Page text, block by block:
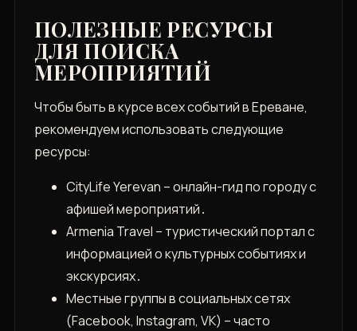
ПОЛЕЗНЫЕ РЕСУРСЫ
ДЛЯ ПОИСКА
МЕРОПРИЯТИЙ
Чтобы быть в курсе всех событий в Ереване,
рекомендуем использовать следующие
ресурсы:
CityLife Yerevan – онлайн-гид по городу с
афишей мероприятий․
Armenia Travel – туристический портал с
информацией о культурных событиях и
экскурсиях․
Местные группы в социальных сетях
(Facebook, Instagram, VK) – часто